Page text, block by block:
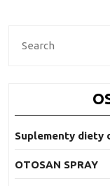
Search
Suplementy diety
OTOSAN SPRAY